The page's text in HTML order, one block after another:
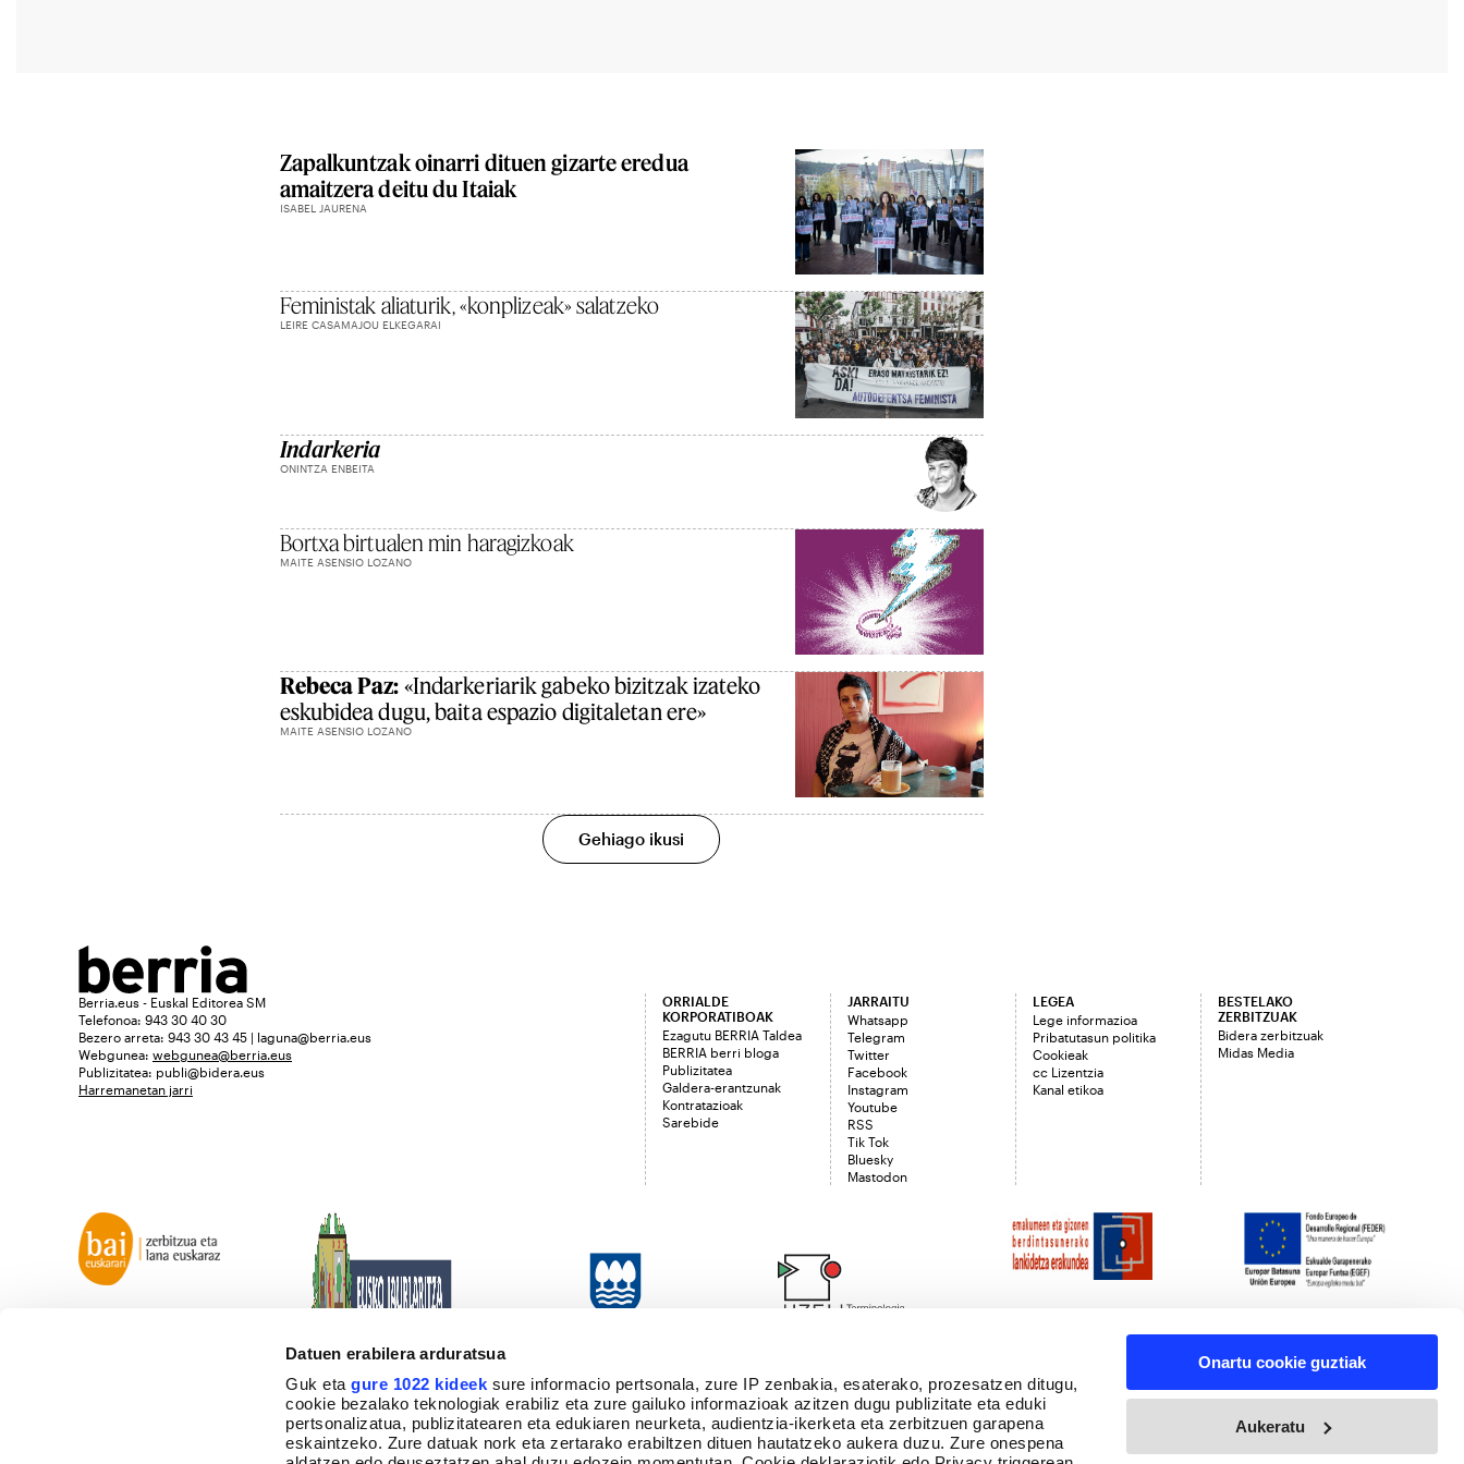
Datuen erabilera arduratsua
Guk etagure 1022 kideek sure informacio pertsonala, zure IP zenbakia, esaterako, prozesatzen ditugu,
cookie bezalako teknologiak erabiliz eta zure gailuko informazioak azitzen dugu publizitate eta eduki
pertsonalizatua, publizitatearen eta edukiaren neurketa, audientzia-ikerketa eta zerbitzuen garapena
eskaintzeko. Zure datuak nork eta zertarako erabiltzen dituen hautatzeko aukera duzu. Zure onespena
Onartu cookie guztiak
Aukeratu
Zapalkuntzak oinarri dituen gizarte eredua
amaitzera deitu du Itaiak
ISABEL JAURENA
Feministak aliaturik, «konplizeak» salatzeko
LEIRE CASAMAJOU ELKEGARAI
Indarkeria
ONINTZA ENBEITA
Bortxa birtualen min haragizkoak
MAITE ASENSIO LOZANO
Rebeca Paz: «Indarkeriarik gabeko bizitzak izateko
eskubidea dugu, baita espazio digitaletan ere»
MAITE ASENSIO LOZANO
Gehiago ikusi
Berria.eus - Euskal Editorea SM
Telefonoa: 943 30 40 30
Bezero arreta: 943 30 43 45 | laguna@berria.eus
Webgunea: webgunea@berria.eus
Publizitatea: publi@bidera.eus
Harremanetan jarri
ORRIALDE
KORPORATIBOAK
Ezagutu BERRIA Taldea
BERRIA berri bloga
Publizitatea
Galdera-erantzunak
Kontratazioak
Sarebide
JARRAITU
Whatsapp
Telegram
Twitter
Facebook
Instagram
Youtube
RSS
Tik Tok
Bluesky
Mastodon
LEGEA
Lege informazioa
Pribatutasun politika
Cookieak
cc Lizentzia
Kanal etikoa
BESTELAKO
ZERBITZUAK
Bidera zerbitzuak
Midas Media